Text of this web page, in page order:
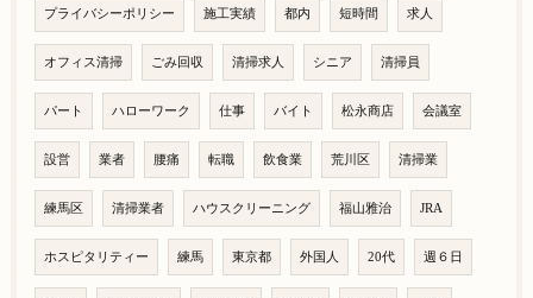
プライバシーポリシー 施工実績 都内 短時間 求人
オフィス清掃 ごみ回収 清掃求人 シニア 清掃員
パート ハローワーク 仕事 バイト 松永商店 会議室
設営 業者 腰痛 転職 飲食業 荒川区 清掃業
練馬区 清掃業者 ハウスクリーニング 福山雅治 JRA
ホスピタリティー 練馬 東京都 外国人 20代 週６日